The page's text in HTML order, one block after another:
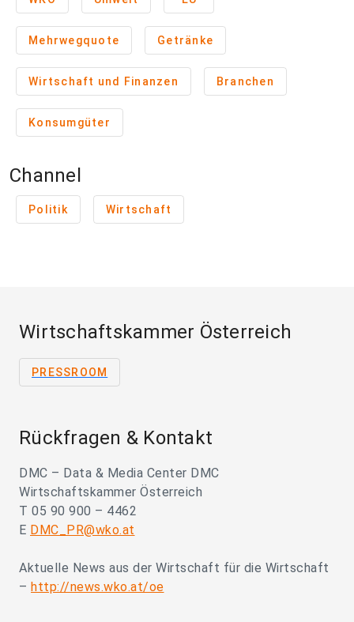
Mehrwegquote Getränke
Wirtschaft und Finanzen Branchen
Konsumgüter
Channel
Politik Wirtschaft
Wirtschaftskammer Österreich
PRESSROOM
Rückfragen & Kontakt
DMC – Data & Media Center DMC
Wirtschaftskammer Österreich
T 05 90 900 – 4462
E DMC_PR@wko.at
Aktuelle News aus der Wirtschaft für die Wirtschaft
– http://news.wko.at/oe